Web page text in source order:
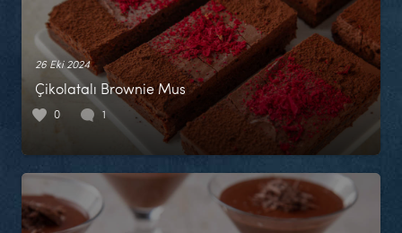
26 Eki 2024
Çikolatalı Brownie Mus
0 1